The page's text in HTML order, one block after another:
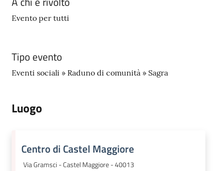
Evento per tutti
Tipo evento
Eventi sociali » Raduno di comunità » Sagra
Luogo
Centro di Castel Maggiore
Via Gramsci - Castel Maggiore - 40013